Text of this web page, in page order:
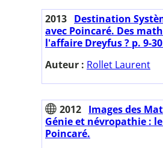
2013 Destination
avec Poincaré. Des
l'affaire Dreyfus ? p. 9-
Auteur : Rollet Laurent
2012 Images des
Génie et névropathie :
Poincaré.